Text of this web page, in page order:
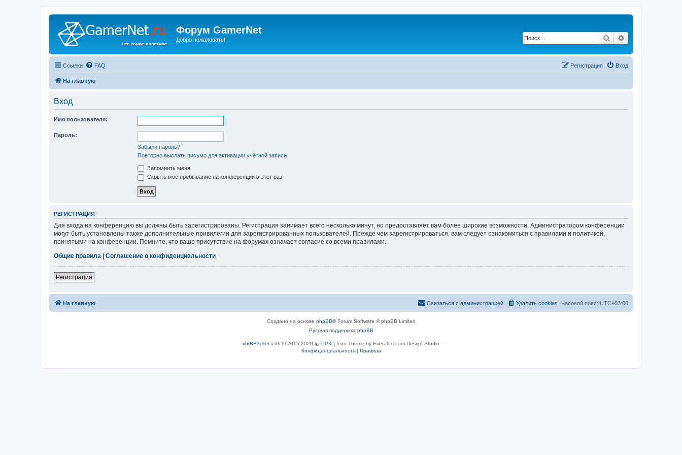
Форум GamerNet
Добро пожаловать! Поиск
Ссылки FAQ Вход
Регистрация
На главную
Вход
Имя пользователя:
Пароль:
Забыли пароль?
Повторно выслать письмо для активации учётной записи
Запомнить меня
Скрыть моё пребывание на конференции в этот раз
РЕГИСТРАЦИЯ
Для входа на конференцию вы должны быть зарегистрированы. Регистрация занимает всего несколько минут, но предоставляет вам более широкие возможности. Администратором конференции
могут быть установлены также дополнительные привилегии для зарегистрированных пользователей. Прежде чем зарегистрироваться, вам следует ознакомиться с правилами и политикой,
принятыми на конференции. Помните, что ваше присутствие на форумах означает согласие со всеми правилами.
Общие правила
Соглашение о конфиденциальности
Регистрация
На главную Часовой пояс: UTC+03:00
Удалить cookies
Связаться с администрацией
Создано на основе phpBB® Forum Software © phpBB Limited
Русская поддержка phpBB
xbtBB3ckerv.3h © 2015-2020 @ PPK | Icon Theme by Everaldo.com Design Studio
Конфиденциальность| Правила